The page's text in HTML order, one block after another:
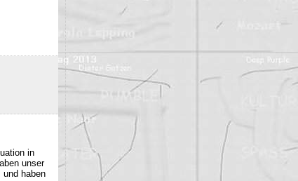
in
unser
und haben